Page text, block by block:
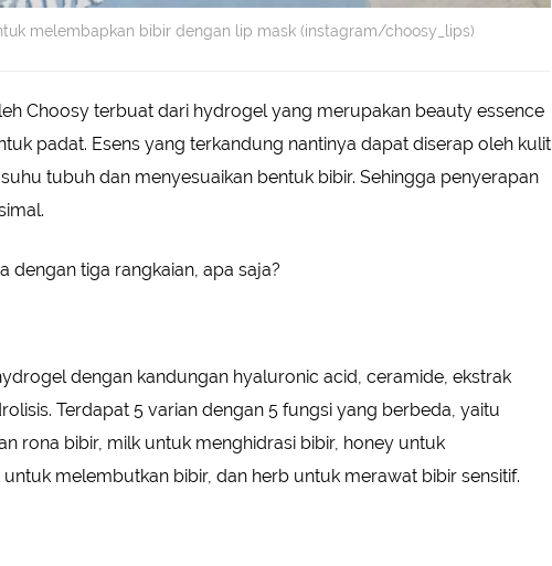
melembapkan bibir dengan lip mask (instagram/choosy_lips)
Choosy terbuat dari hydrogel yang merupakan beauty essence
padat. Esens yang terkandung nantinya dapat diserap oleh kulit
tubuh dan menyesuaikan bentuk bibir. Sehingga penyerapan
dengan tiga rangkaian, apa saja?
dengan kandungan hyaluronic acid, ceramide, ekstrak
Terdapat 5 varian dengan 5 fungsi yang berbeda, yaitu
rona bibir, milk untuk menghidrasi bibir, honey untuk
melembutkan bibir, dan herb untuk merawat bibir sensitif.